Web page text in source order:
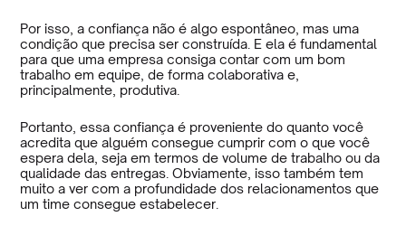
Por isso, a confiança não é algo espontâneo, mas uma
condição que precisa ser construída. E ela é fundamental
para que uma empresa consiga contar com um bom
trabalho em equipe, de forma colaborativa e,
principalmente, produtiva.
Portanto, essa confiança é proveniente do quanto você
acredita que alguém consegue cumprir com o que você
espera dela, seja em termos de volume de trabalho ou da
qualidade das entregas. Obviamente, isso também tem
muito a ver com a profundidade dos relacionamentos que
um time consegue estabelecer.